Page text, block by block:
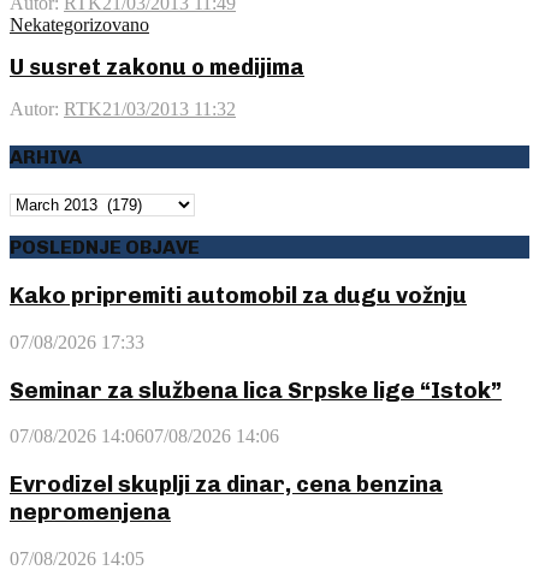
Nekategorizovano
U susret zakonu o medijima
Autor: RTK21/03/2013 11:32
ARHIVA
ARHIVA
POSLEDNJE OBJAVE
Kako pripremiti automobil za dugu vožnju
07/08/2026 17:33
Seminar za službena lica Srpske lige “Istok”
07/08/2026 14:0607/08/2026 14:06
Evrodizel skuplji za dinar, cena benzina
nepromenjena
07/08/2026 14:05